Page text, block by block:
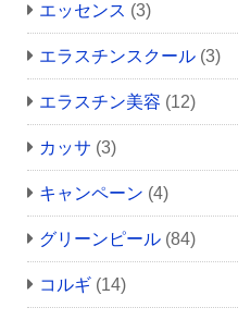
エッセンス (3)
エラスチンスクール (3)
エラスチン美容 (12)
カッサ (3)
キャンペーン (4)
グリーンピール (84)
コルギ (14)